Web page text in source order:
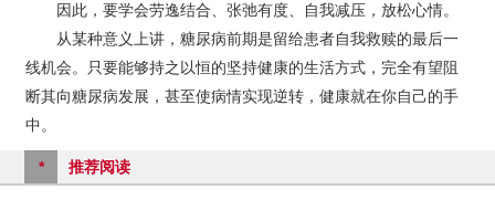
因此，要学会劳逸结合、张弛有度、自我减压，放松心情。
从某种意义上讲，糖尿病前期是留给患者自我救赎的最后一
线机会。只要能够持之以恒的坚持健康的生活方式，完全有望阻
断其向糖尿病发展，甚至使病情实现逆转，健康就在你自己的手
中。
* 推荐阅读